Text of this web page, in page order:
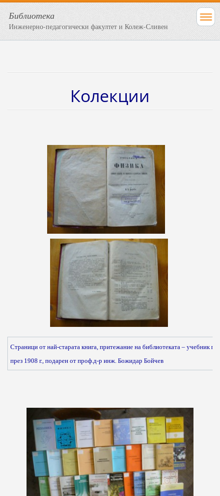
Библиотека
Инженерно-педагогически факултет и Колеж-Сливен
Колекции
Страници от най-старата книга, притежание на библиотеката – учебник по
през 1908 г., подарен от проф.д-р инж. Божидар Бойчев